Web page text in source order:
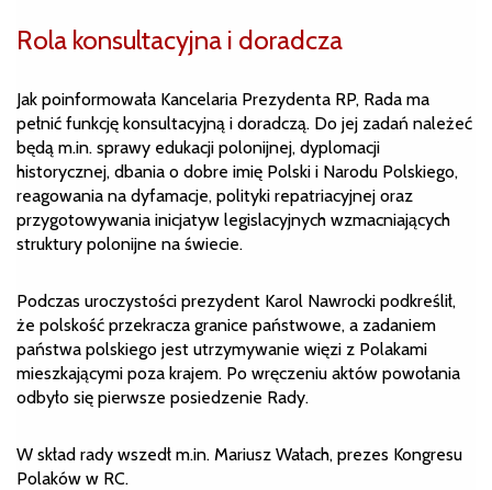
Rola konsultacyjna i doradcza
Jak poinformowała Kancelaria Prezydenta RP, Rada ma
pełnić funkcję konsultacyjną i doradczą. Do jej zadań należeć
będą m.in. sprawy edukacji polonijnej, dyplomacji
historycznej, dbania o dobre imię Polski i Narodu Polskiego,
reagowania na dyfamacje, polityki repatriacyjnej oraz
przygotowywania inicjatyw legislacyjnych wzmacniających
struktury polonijne na świecie.
Podczas uroczystości prezydent Karol Nawrocki podkreślił,
że polskość przekracza granice państwowe, a zadaniem
państwa polskiego jest utrzymywanie więzi z Polakami
mieszkającymi poza krajem. Po wręczeniu aktów powołania
odbyło się pierwsze posiedzenie Rady.
W skład rady wszedł m.in. Mariusz Wałach, prezes Kongresu
Polaków w RC.